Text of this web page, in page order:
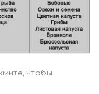
чтобы